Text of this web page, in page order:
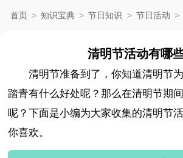
首页 > 知识宝典 > 节日知识 > 节日活动 >
清明节活动有哪
清明节准备到了，你知道清明节
踏青有什么好处呢？那么在清明节期
呢？下面是小编为大家收集的清明节
你喜欢。